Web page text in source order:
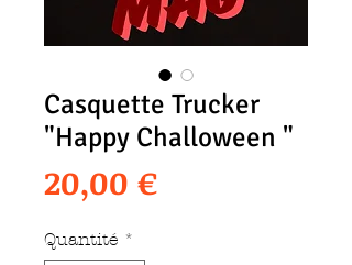
Casquette Trucker
"Happy Challoween "
20,00 €Prix
Quantité *